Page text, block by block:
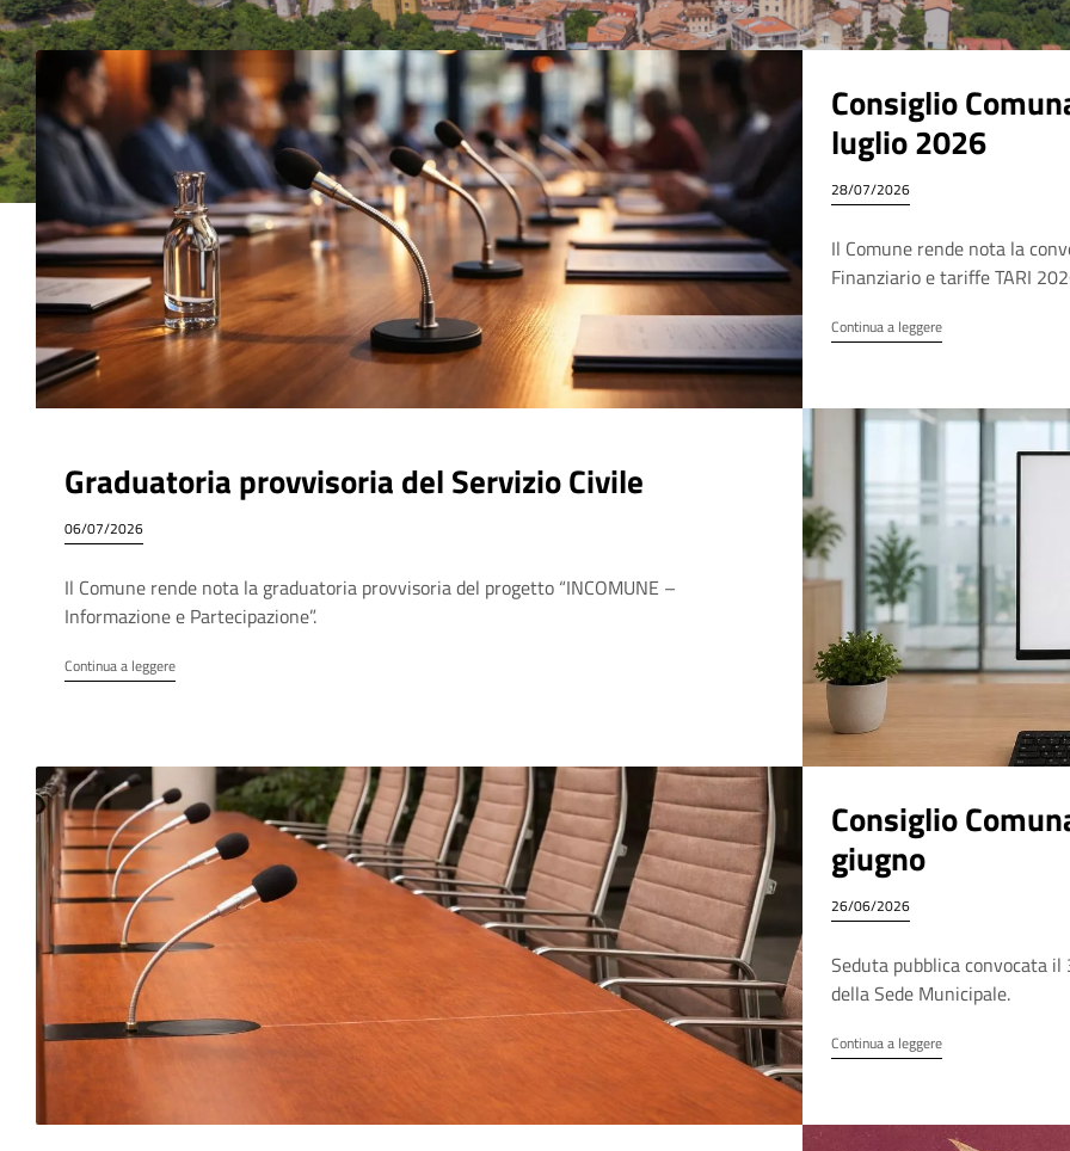
Consiglio
luglio 2026
28/07/2026
Il Comune rende nota la
Finanziario e tariffe TARI
Continua a leggere
Graduatoria provvisoria del Servizio Civile
06/07/2026
Il Comune rende nota la graduatoria provvisoria del progetto “INCOMUNE –
Informazione e Partecipazione”.
Continua a leggere
Consiglio
giugno
26/06/2026
Seduta pubblica convocata
della Sede Municipale.
Continua a leggere